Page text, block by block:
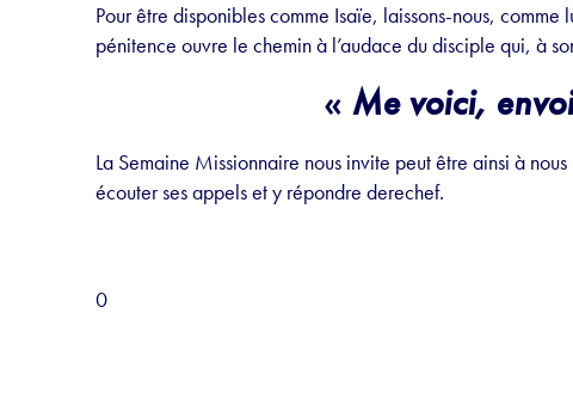
Pour être disponibles comme Isaïe, laissons-nous,
pénitence ouvre le chemin à l’audace du disciple qui, à
« Me voici,
La Semaine Missionnaire nous invite peut être ainsi à
écouter ses appels et y répondre derechef.
0